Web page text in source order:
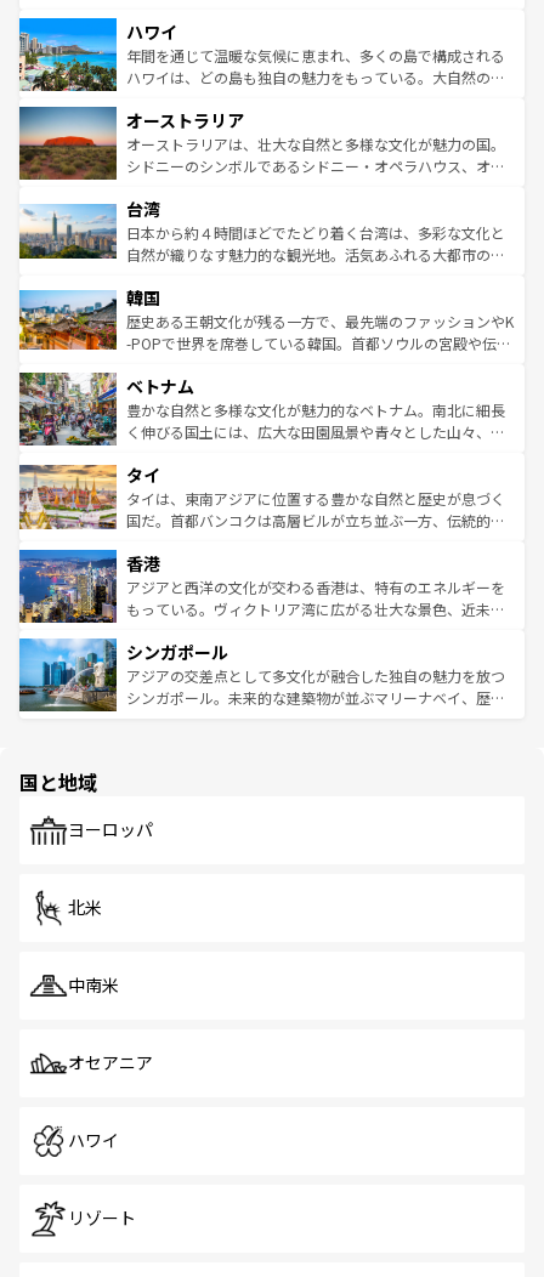
ば市内交通費無料で観光を楽しむこともできる。 なお、新
着のスイス情報はコンテンツ一覧 を参照してほしい。
のような巨大都市は、観光、ショッピング、エンターテイ
ンメントが詰まった刺激的なスポットだ。一方、アメリカ
西部には大自然が広がり、グランドキャニオンやイエロー
部のニューオーリンズでは、音楽と美食が融合した独特の
文化が魅力。旅行者はアメリカの各地域で異なる魅力を楽
しみながら、その多様性と豊かな歴史を感じることができ
ならではの贅沢な旅のスタイルだ。 なお、新着のアメリカ
情報はコンテンツ一覧を参照してほしい。
ハワイ
年間を通じて温暖な気候に恵まれ、多くの島で構成される
ハワイは、どの島も独自の魅力をもっている。大自然の神
ワイ島は見逃せない。また、定番の観光地といえばオアフ
島だが、静かな自然を求めるならマウイ島やカウアイ島が
おすすめ。エメラルドグリーンに輝く海をはじめ、豊かな
れるおもてなしの心で訪れる人々を迎えてくれるハワイの
人々、おいしいローカルフードやハワイアンミュージッ
ク、伝統的なフラダンスなど、すべてがハワイの魅力を彩
ワイを、存分に味わってほしい。 なお、新着のハワイ情報
はコンテンツ一覧を参照してほしい。
オーストラリア
オーストラリアは、壮大な自然と多様な文化が魅力の国。
シドニーのシンボルであるシドニー・オペラハウス、オー
リアリーフや大陸中央部にそびえるウルル（エアーズロッ
ク）、タスマニアの美しい原生林やケアンズの熱帯雨林な
ど、見どころがたくさん。また、カフェやワイン、オージ
いる。アクティビティも充実しており、サーフィンやダイ
ビング、ハイキングなど、アウトドア好きにはたまらな
い。オーストラリアの多彩な魅力を存分に味わいつくそ
参照してほしい。
台湾
日本から約４時間ほどでたどり着く台湾は、多彩な文化と
自然が織りなす魅力的な観光地。活気あふれる大都市の台
ン）、静ひつな山岳地帯である台湾東部など、都市の喧騒
と山間の静けさが共存しており、訪れる人に新しい発見と
驚きをもたらしてくれる。また、奥深い台湾の食文化も魅
容にもいいと評判のスイーツなど、バラエティ豊かな料理
が味わえる。 なお、新着の台湾情報は コンテンツ一覧を参
照してほしい。
韓国
歴史ある王朝文化が残る一方で、最先端のファッションやK
-POPで世界を席巻している韓国。首都ソウルの宮殿や伝統
き、地方に足を延ばせば四季折々の自然美を楽しむことが
できる。そして、キムチや焼肉、絶品のストリートフード
まで、さまざまな韓国料理が待っている。夜には、韓国な
リティに包まれながら、韓国の多彩な魅力を心ゆくまで味
わってみてほしい。 なお、新着の韓国情報はコンテンツ一
覧を参照してほしい。
ベトナム
豊かな自然と多様な文化が魅力的なベトナム。南北に細長
く伸びる国土には、広大な田園風景や青々とした山々、世
急速な発展と共に伝統が息づく。ハノイの古い町並みやホ
ーチミン市のフランス統治時代の建物も、独特の雰囲気を
醸し出している。また、バラエティの豊かさとおいしさで
とつ。フォーやバインミー、ベトナムコーヒーなどは、ぜ
ひ現地で味わいたい。どの地域を訪れてもあたたかい人々
が旅行者を迎えてくれるので、きっと忘れられない旅にな
参照してほしい。
タイ
タイは、東南アジアに位置する豊かな自然と歴史が息づく
国だ。首都バンコクは高層ビルが立ち並ぶ一方、伝統的な
の活気が交差している。北部ではチェンマイなどの山岳地
帯で自然と触れ合い、南部ではプーケットやクラビの美し
いビーチでリゾート気分を楽しむことができる。タイ料理
激する。気候は一年中温暖で、どの季節にも異なる楽しみ
が待っている。親しみやすいタイの人々、仏教を中心とし
た文化、そして多様な観光資源が、訪れる旅人を魅了し続
香港
アジアと西洋の文化が交わる香港は、特有のエネルギーを
もっている。ヴィクトリア湾に広がる壮大な景色、近未来
み、どこを訪れても感動するはず。観光スポットが密集し
ており、効率よく見どころを回れるのも魅力。息をのむよ
うな絶景から文化的な体験まで、香港を存分に楽しみ尽く
シンガポール
アジアの交差点として多文化が融合した独自の魅力を放つ
シンガポール。未来的な建築物が並ぶマリーナベイ、歴史
で、ホーカーズは地元の風情を楽しめる外せないスポット
国と地域
ヨーロッパ
北米
中南米
オセアニア
ハワイ
リゾート